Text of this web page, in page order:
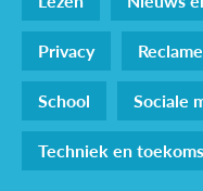
Privacy
Reclame
School
Sociale
Techniek en